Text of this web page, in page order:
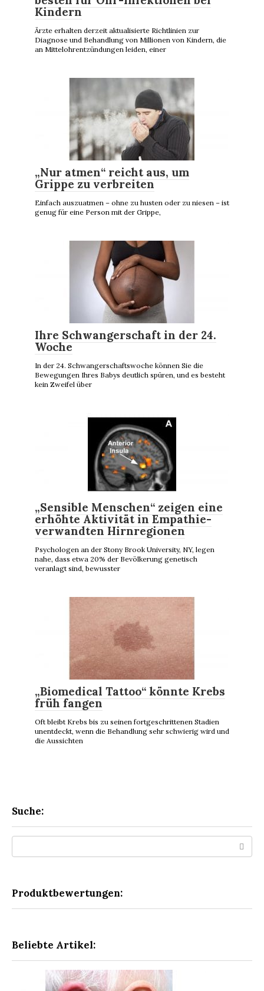
Kindern
Ärzte erhalten derzeit aktualisierte Richtlinien zur
Diagnose und Behandlung von Millionen von Kindern, die
an Mittelohrentzündungen leiden, einer
„Nur atmen“ reicht aus, um
Grippe zu verbreiten
Einfach auszuatmen – ohne zu husten oder zu niesen – ist
genug für eine Person mit der Grippe,
Ihre Schwangerschaft in der 24.
Woche
In der 24. Schwangerschaftswoche können Sie die
Bewegungen Ihres Babys deutlich spüren, und es besteht
kein Zweifel über
„Sensible Menschen“ zeigen eine
erhöhte Aktivität in Empathie-
verwandten Hirnregionen
Psychologen an der Stony Brook University, NY, legen
nahe, dass etwa 20% der Bevölkerung genetisch
veranlagt sind, bewusster
„Biomedical Tattoo“ könnte Krebs
früh fangen
Oft bleibt Krebs bis zu seinen fortgeschrittenen Stadien
unentdeckt, wenn die Behandlung sehr schwierig wird und
die Aussichten
Suche:
Produktbewertungen:
Beliebte Artikel: